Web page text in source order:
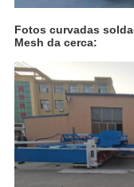
Fotos curvadas
Mesh da cerca: